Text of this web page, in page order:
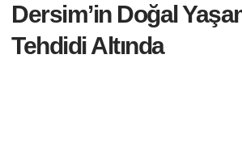
Dersim’in Doğal
Tehdidi Altında